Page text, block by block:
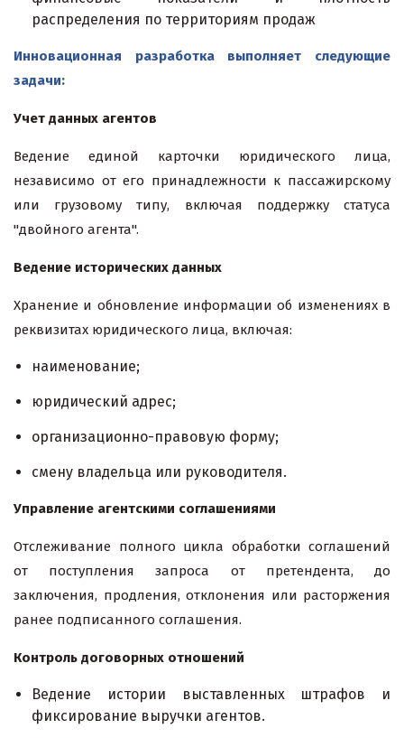
распределения по территориям продаж
Инновационная разработка выполняет следующие
задачи:
Учет данных агентов
Ведение единой карточки юридического лица,
независимо от его принадлежности к пассажирскому
или грузовому типу, включая поддержку статуса
"двойного агента".
Ведение исторических данных
Хранение и обновление информации об изменениях в
реквизитах юридического лица, включая:
наименование;
юридический адрес;
организационно-правовую форму;
смену владельца или руководителя.
Управление агентскими соглашениями
Отслеживание полного цикла обработки соглашений
от поступления запроса от претендента, до
заключения, продления, отклонения или расторжения
ранее подписанного соглашения.
Контроль договорных отношений
Ведение истории выставленных штрафов и
фиксирование выручки агентов.